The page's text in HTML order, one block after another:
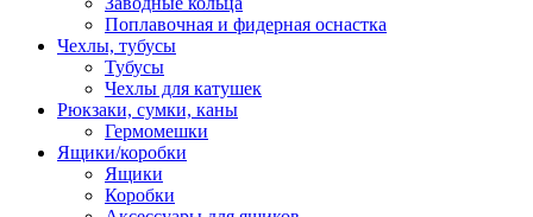
Поплавочная и фидерная оснастка
Чехлы, тубусы
Тубусы
Чехлы для катушек
Рюкзаки, сумки, каны
Гермомешки
Ящики/коробки
Ящики
Коробки